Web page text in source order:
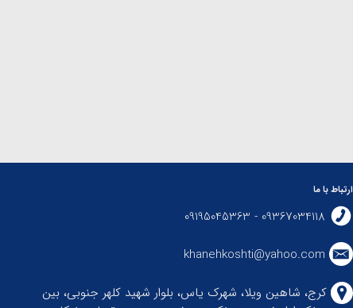
ارتباط با ما
09367034118 - 09195045363
khanehkoshti@yahoo.com
کرج، شاهین ویلا، شهرک یاس، بلوار شهید کلهر جنوبی، بین